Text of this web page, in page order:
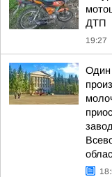
ДТП
19:27
Один